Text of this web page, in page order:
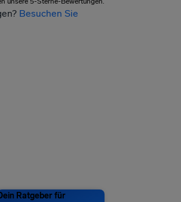
Besuchen Sie
Ratgeber für